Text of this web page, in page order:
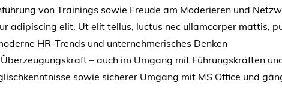
von Trainings sowie Freude am Moderieren und
adipiscing elit. Ut elit tellus, luctus nec ullamcorper mattis,
HR-Trends und unternehmerisches Denken
– auch im Umgang mit Führungskräften
sowie sicherer Umgang mit MS Office und